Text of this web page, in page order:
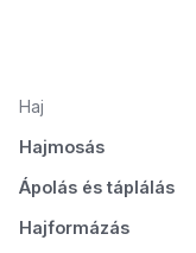
Haj
Hajmosás
Ápolás és táplálás
Hajformázás